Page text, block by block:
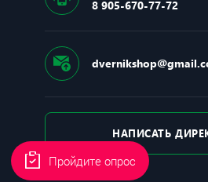
8 905-670-77-72
НАПИСАТЬ
Пройдите опрос